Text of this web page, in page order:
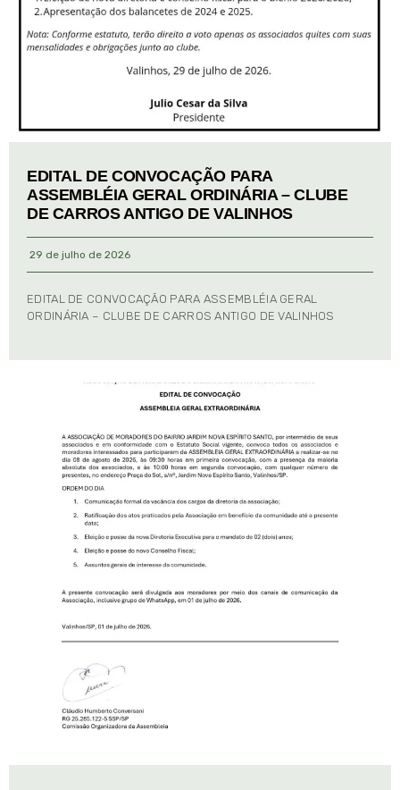
EDITAL DE CONVOCAÇÃO PARA
ASSEMBLÉIA GERAL ORDINÁRIA – CLUBE
DE CARROS ANTIGO DE VALINHOS
29 de julho de 2026
EDITAL DE CONVOCAÇÃO PARA ASSEMBLÉIA GERAL
ORDINÁRIA – CLUBE DE CARROS ANTIGO DE VALINHOS